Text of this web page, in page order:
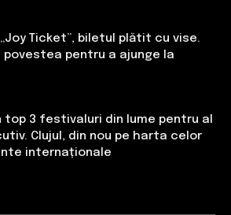
„Joy Ticket”, biletul plătit cu vise.
povestea pentru a ajunge la
top 3 festivaluri din lume pentru al
Clujul, din nou pe harta celor
internaționale